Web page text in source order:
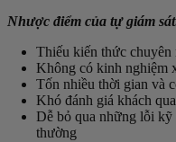
Nhược điểm của tự giám
Thiếu kiến thức chuyên
Không có kinh nghiệm
Tốn nhiều thời gian và
Khó đánh giá khách
Dễ bỏ qua những lỗi kỹ
thường